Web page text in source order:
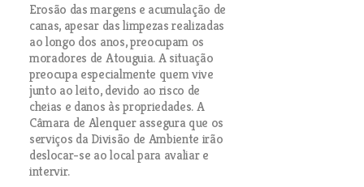
Erosão das margens e acumulação de
canas, apesar das limpezas realizadas
ao longo dos anos, preocupam os
moradores de Atouguia. A situação
preocupa especialmente quem vive
junto ao leito, devido ao risco de
cheias e danos às propriedades. A
Câmara de Alenquer assegura que os
serviços da Divisão de Ambiente irão
deslocar-se ao local para avaliar e
intervir.